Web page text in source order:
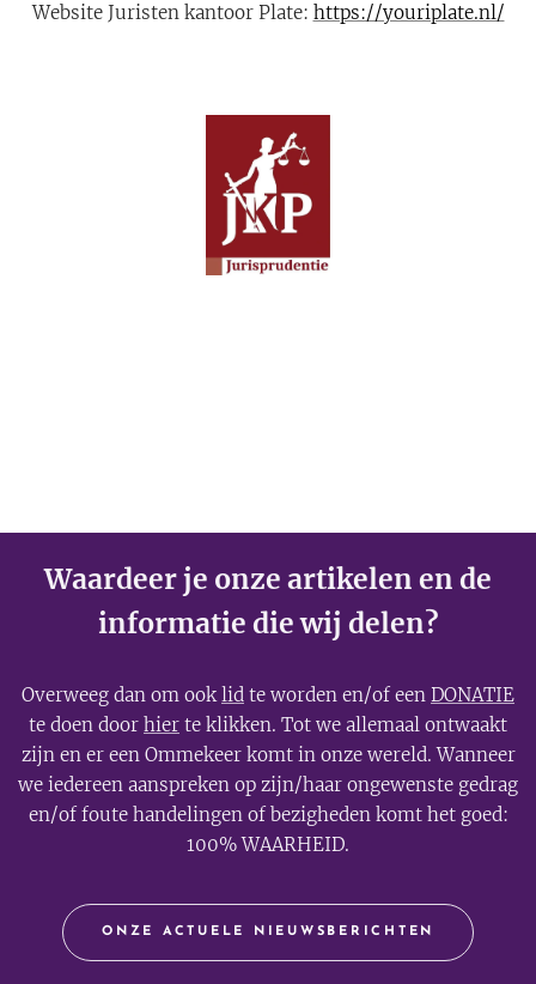
Website Juristen kantoor Plate: https://youriplate.nl/
Waardeer je onze artikelen en de
informatie die wij delen?
Overweeg dan om ooklid te worden en/of een DONATIE
te doen door hier te klikken. Tot we allemaal ontwaakt
zijn en er een Ommekeer komt in onze wereld. Wanneer
we iedereen aanspreken op zijn/haar ongewenste gedrag
en/of foute handelingen of bezigheden komt het goed:
100% WAARHEID.
ONZE ACTUELE NIEUWSBERICHTEN